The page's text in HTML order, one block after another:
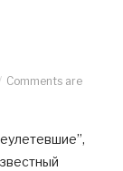
Comments are